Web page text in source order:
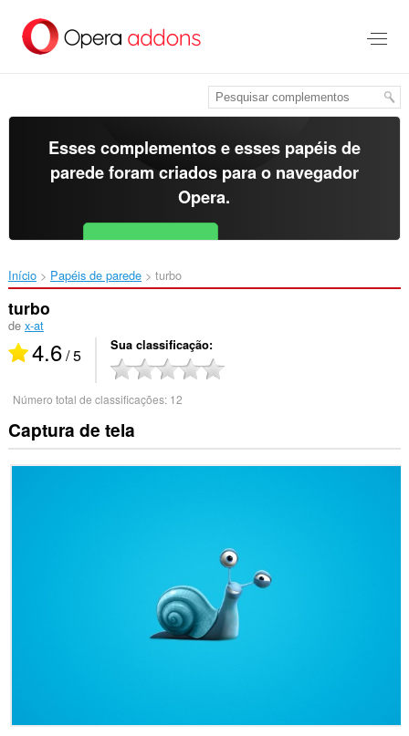
para
Esses complementos e esses papéis de
parede foram criados para o navegador
Opera.
Baixar o Opera Free for Android
Início Papéis de parede turbo‎
turbo
de x-at
4.6/ 5 Sua classificação
Número total de classificações: 12
Captura de tela